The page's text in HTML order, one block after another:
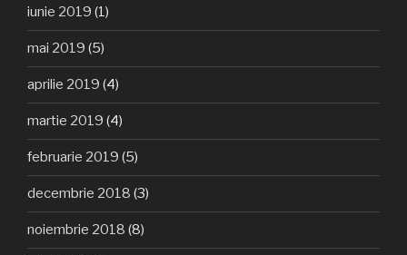
iunie 2019 (1)
mai 2019 (5)
aprilie 2019 (4)
martie 2019 (4)
februarie 2019 (5)
decembrie 2018 (3)
noiembrie 2018 (8)